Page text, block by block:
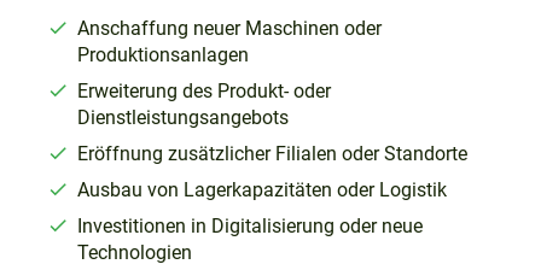
Anschaffung neuer Maschinen oder
Produktionsanlagen
Erweiterung des Produkt- oder
Dienstleistungsangebots
Eröffnung zusätzlicher Filialen oder Standorte
Ausbau von Lagerkapazitäten oder Logistik
Investitionen in Digitalisierung oder neue
Technologien